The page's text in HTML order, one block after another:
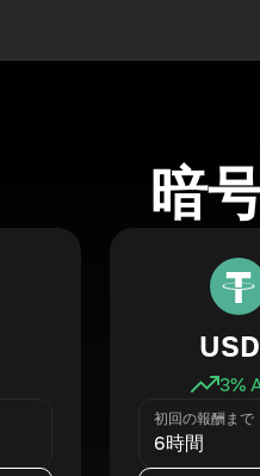
暗
3%
初回の報酬まで
6時間